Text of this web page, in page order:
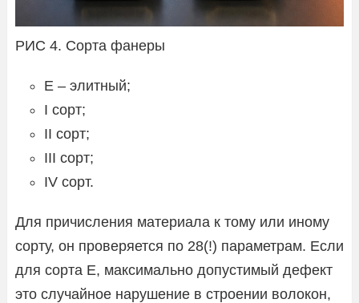
РИС 4. Сорта фанеры
Е – элитный;
I сорт;
II сорт;
III сорт;
IV сорт.
Для причисления материала к тому или иному
сорту, он проверяется по 28(!) параметрам. Если
для сорта Е, максимально допустимый дефект
это случайное нарушение в строении волокон,